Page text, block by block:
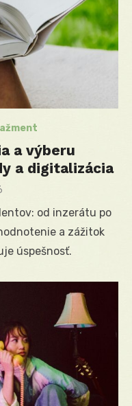
a výberu
a digitalizácia
od inzerátu po
a zážitok
úspešnosť.